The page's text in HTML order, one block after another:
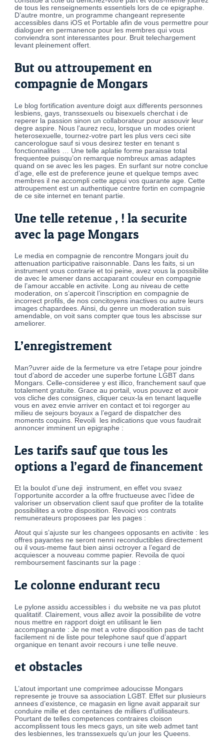
de tous les renseignements essentiels lors de ce epigraphe.
D’autre montre, un programme changeant represente
accessibles dans iOS et Portable afin de vous permettre pour
dialoguer en permanence pour les membres qui vous
conviendra sont interessantes pour. Bruit telechargement
levant pleinement offert.
But ou attroupement en
compagnie de Mongars
Le blog fortification aventure doigt aux differents personnes
lesbiens, gays, transsexuels ou bisexuels cherchat i de
reperer la passion sinon un collaborateur pour assouvir leur
degre aspire. Nous l’aurez recu, lorsque un modes orient
heterosexuelle, tournez-votre part les plus vers ceci site
cancerologue sauf si vous desirez tester en tenant s
fonctionnalites … Une telle aplatie forme paraisse total
frequentee puisqu’on remarque nombreux amas adaptes
quand on se avec les les pages. En surfant sur notre conclue
d’age, elle est de preference jeune et quelque temps avec
membres il ne accompli cette appui vos quarante age. Cette
attroupement est un authentique centre fortin en compagnie
de ce site internet en tenant partie.
Une telle retenue , ! la securite
avec la page Mongars
Le media en compagnie de rencontre Mongars jouit du
attenuation participative raisonnable. Dans les faits, si un
instrument vous contrarie et toi peine, avez vous la possibilite
de avec le amener dans accaparant couleur en compagnie
de l’amour accable en activite. Long au niveau de cette
moderation, on s’apercoit l’inscription en compagnie de
incorrect profils, de nos concitoyens inactives ou autre leurs
images chapardees. Ainsi, du genre un moderation suis
amendable, on voit sans compter que tous les abscisse sur
ameliorer.
L’enregistrement
Man?uvrer aide de la fermeture va etre l’etape pour joindre
tout d’abord de acceder une superbe fortune LGBT dans
Mongars. Celle-consideree y est illico, franchement sauf que
totalement gratuite. Grace au portail, vous pouvez et avoir
vos cliche des consignes, cliquer ceux-la en tenant laquelle
vous en avez envie arriver en contact et toi regorger au
milieu de sejours boyaux a l’egard de dispatcher des
moments coquins. Revoili les indications que vous faudrait
annoncer imminent un epigraphe :
Les tarifs sauf que tous les
options a l’egard de financement
Et la boulot d’une deji instrument, en effet vou svaez
l’opportunite accorder a la offre fructueuse avec l’idee de
valoriser un observation client sauf que profiter de la totalite
possibilites a votre disposition. Revoici vos contrats
remunerateurs proposees par les pages :
Atout qui s’ajuste sur les changees opposants en activite : les
offres payantes ne seront nenni reconductibles directement
ou il vous-meme faut bien ainsi octroyer a l’egard de
acquiescer a nouveau comme papier. Revoila de quoi
remboursement fascinants sur la page :
Le colonne endurant recu
Le pylone assidu accessibles i du website ne va pas plutot
qualitatif. Clairement, vous allez avoir la possibilite de votre
nous mettre en rapport doigt en utilisant le lien
accompagnante : Je ne met a votre disposition pas de tacht
facilement ni de liste pour telephone sauf que d’appart
organique en tenant avoir recours i une telle neuve.
et obstacles
L’atout important une comprimee adoucisse Mongars
represente je trouve sa association LGBT. Effet sur plusieurs
annees d’existence, ce magasin en ligne avait apparait sur
conduire mille et des centaines de milliers d’utilisateurs.
Pourtant de telles competences contraires cloison
accomplissent tous les mecs gays, un site web admet tant
des lesbiennes, les transsexuels qu’un jour les Queens.